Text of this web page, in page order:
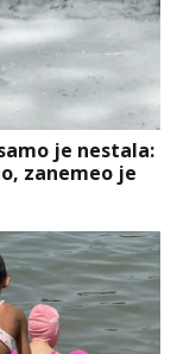
je nestala:
zanemeo je